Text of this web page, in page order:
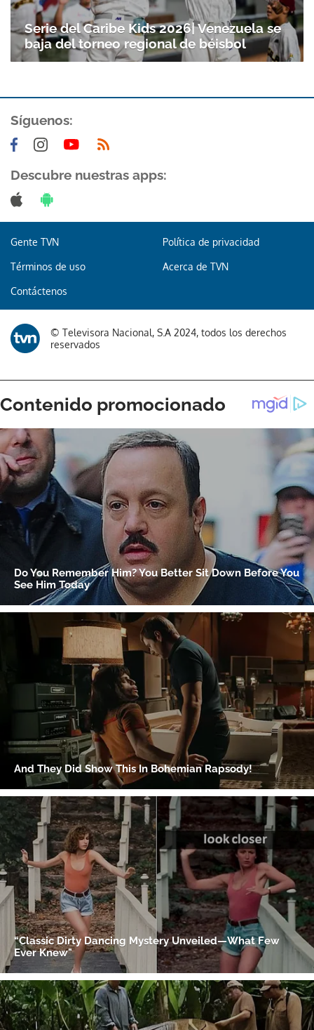
Gracias por suscribirte a nuestro boletín.
ACEPTAR
Serie del Caribe Kids 2026| Venezuela se
baja del torneo regional de béisbol
Síguenos:
Descubre nuestras apps:
Gente TVN Política de privacidad
Términos de uso Acerca de TVN
Contáctenos
© Televisora Nacional, S.A 2024, todos los derechos
reservados